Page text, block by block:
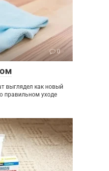
0
выглядел как новый
правильном уходе